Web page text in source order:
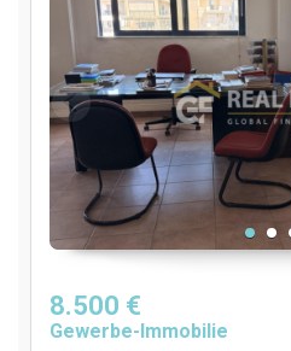
8.500 €
Gewerbe-Immobilie